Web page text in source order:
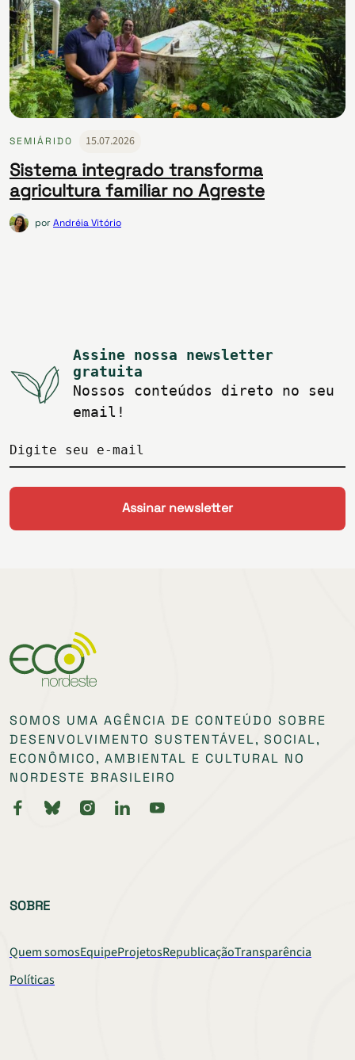
SEMIÁRIDO 15.07.2026
Sistema integrado transforma
agricultura familiar no Agreste
porAndréia Vitório
Assine nossa newsletter
gratuita
Nossos conteúdos direto no seu
email!
Digite seu e-mail
SOMOS UMA AGÊNCIA DE CONTEÚDO SOBRE
DESENVOLVIMENTO SUSTENTÁVEL, SOCIAL,
ECONÔMICO, AMBIENTAL E CULTURAL NO
NORDESTE BRASILEIRO
SOBRE
Quem somosEquipeProjetosRepublicaçãoTransparência
Políticas